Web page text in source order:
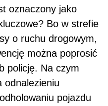
oznaczony jako
Bo w strefie
o ruchu drogowym,
można poprosić
policję. Na czym
odnalezieniu
pojazdu